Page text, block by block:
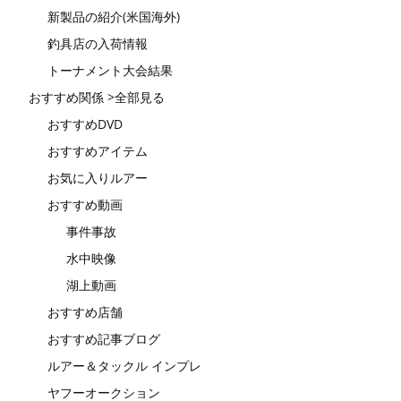
新製品の紹介(米国海外)
釣具店の入荷情報
トーナメント大会結果
おすすめ関係 >全部見る
おすすめDVD
おすすめアイテム
お気に入りルアー
おすすめ動画
事件事故
水中映像
湖上動画
おすすめ店舗
おすすめ記事ブログ
ルアー＆タックル インプレ
ヤフーオークション